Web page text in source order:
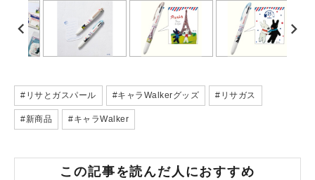
#リサとガスパール #キャラWalkerグッズ #リサガス
#新商品 #キャラWalker
この記事を読んだ人におすすめ